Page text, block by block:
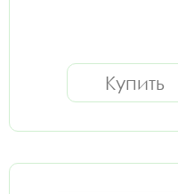
Купить